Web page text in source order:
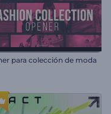
para colección de moda